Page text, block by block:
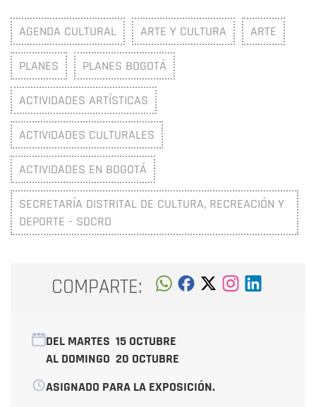
AGENDA CULTURAL ARTE Y CULTURA ARTE
PLANES PLANES BOGOTÁ
ACTIVIDADES ARTÍSTICAS
ACTIVIDADES CULTURALES
ACTIVIDADES EN BOGOTÁ
SECRETARÍA DISTRITAL DE CULTURA, RECREACIÓN Y
DEPORTE - SDCRD
COMPARTE:
DEL MARTES 15 OCTUBRE
AL DOMINGO 20 OCTUBRE
ASIGNADO PARA LA EXPOSICIÓN.